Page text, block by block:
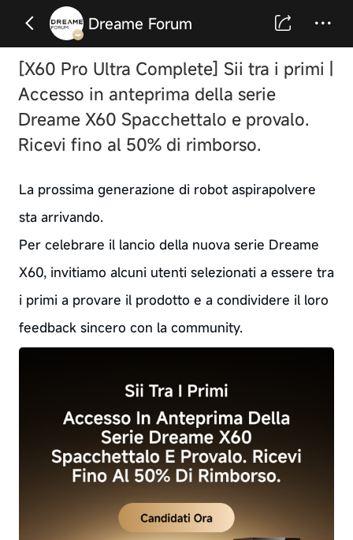
Dreame Forum
[X60 Pro Ultra Complete] Sii tra i primi |
Accesso in anteprima della serie
Dreame X60 Spacchettalo e provalo.
Ricevi fino al 50% di rimborso.
La prossima generazione di robot aspirapolvere
sta arrivando.
Per celebrare il lancio della nuova serie Dreame
X60, invitiamo alcuni utenti selezionati a essere tra
i primi a provare il prodotto e a condividere il loro
feedback sincero con la community.